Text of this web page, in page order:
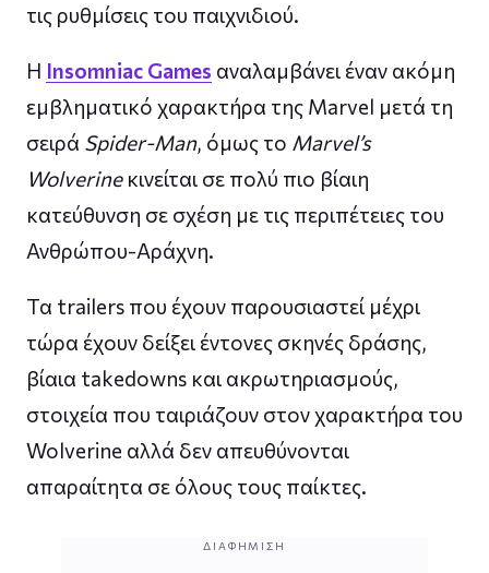
τις ρυθμίσεις του παιχνιδιού.
Η Insomniac Games αναλαμβάνει έναν ακόμη
εμβληματικό χαρακτήρα της Marvel μετά τη
σειρά Spider-Man, όμως το Marvel’s
Wolverineκινείται σε πολύ πιο βίαιη
κατεύθυνση σε σχέση με τις περιπέτειες του
Ανθρώπου-Αράχνη.
Τα trailers που έχουν παρουσιαστεί μέχρι
τώρα έχουν δείξει έντονες σκηνές δράσης,
βίαια takedowns και ακρωτηριασμούς,
στοιχεία που ταιριάζουν στον χαρακτήρα του
Wolverine αλλά δεν απευθύνονται
απαραίτητα σε όλους τους παίκτες.
ΔΙΑΦΉΜΙΣΗ